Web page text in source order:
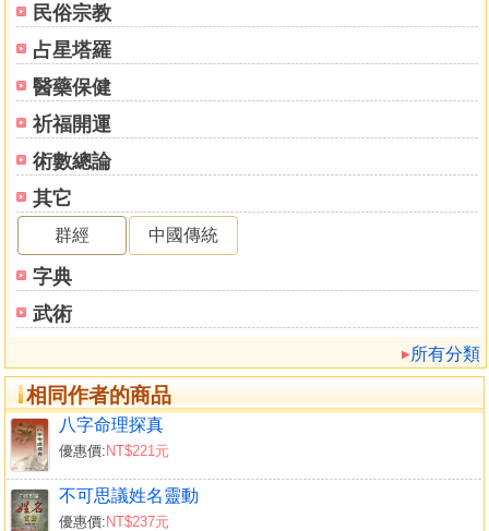
民俗宗教
占星塔羅
醫藥保健
祈福開運
術數總論
其它
群經 中國傳統
字典
武術
所有分類
相同作者的商品
八字命理探真
優惠價: NT$221元
不可思議姓名靈動
優惠價: NT$237元
有鑑於因時勢的變遷及思想的開放，近年來離婚率不斷
地攀升，內心倍感焦慮與不安，深覺一個從事命理研究者的
使命與良知的催促，實不忍心看著世間男女因一時的判斷錯
誤，而鑄成難以挽回的大錯，是以著手作第二本書『八字婚
姻點鑰』來探討隱藏婚姻危機的八字，借此與大家共同警
愓，進一步達到如何認識自己及了解另一半，使人人都能進
而改善現今存在的婚姻關係，使人人都能變惡緣為良緣，今
後能在婚姻的路途上更順暢，並且能得到真正的幸福和快
樂。
這是後學這次著作此書最重大的意義，當然不要忘了，
要讓自己快樂的過生活，也不要忘了，同時也要能讓別人快
樂，而布施就是能使自己快樂，也能同時讓別人快樂的不二
法門，是故請不要吝惜你的讚美與微笑，因讚美與微笑是人
際關係間最佳的調和劑，也是夫妻生活中不可或缺的潤滑
油。
最後再一次感謝大展出版社，能讓後學有再次服務大家
的機會，也希望日後還有這榮幸，推出新作與大家分享，謹
此數語以為序。
星海釣叟 書序於 歲次甲申年五月